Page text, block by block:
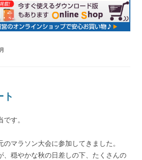
す。
マラソン大会に参加してきました。
、穏やかな秋の日差しの下、たくさんの